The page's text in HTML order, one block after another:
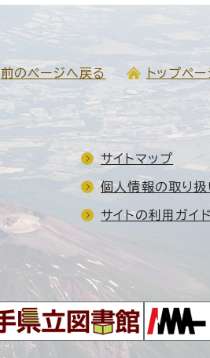
前のページへ戻る トップペ
サイトマップ
個人情報の取り扱
サイトの利用ガイ